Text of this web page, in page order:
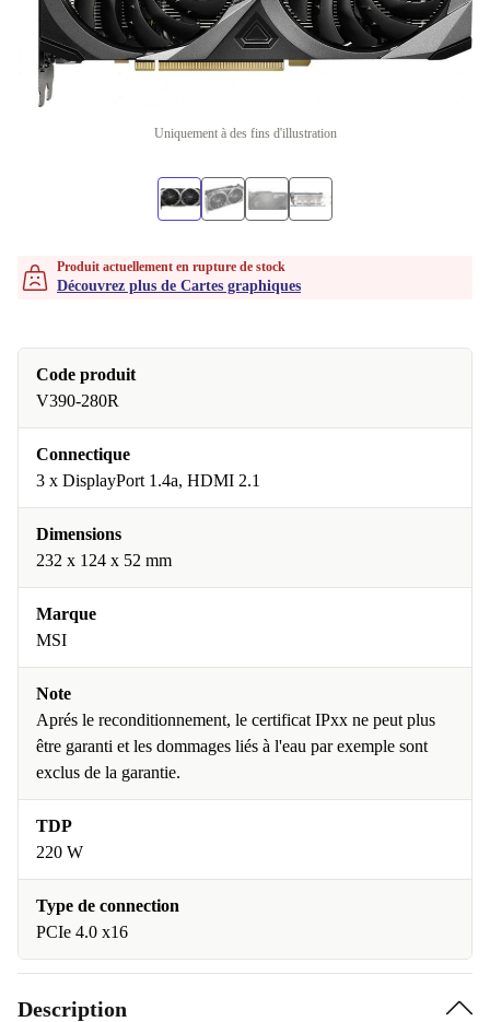
Uniquement à des fins d'illustration
Produit actuellement en rupture de stock
Découvrez plus de Cartes graphiques
Code produit
V390-280R
Connectique
3 x DisplayPort 1.4a, HDMI 2.1
Dimensions
232 x 124 x 52 mm
Marque
MSI
Note
Aprés le reconditionnement, le certificat IPxx ne peut plus
être garanti et les dommages liés à l'eau par exemple sont
exclus de la garantie.
TDP
220 W
Type de connection
PCIe 4.0 x16
Description